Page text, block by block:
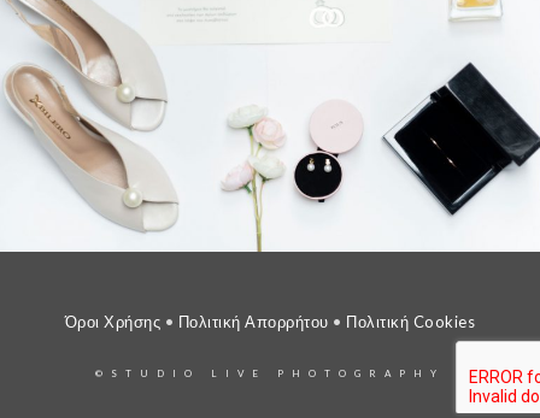
Όροι Χρήσης • Πολιτική Απορρήτου • Πολιτική Cookies
©STUDIO LIVE PHOTOGRAPHY